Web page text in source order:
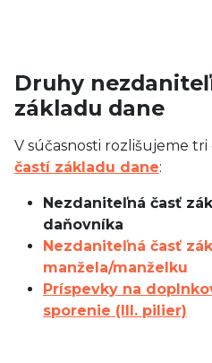
Druhy
základu dane
V súčasnosti rozlišujeme
častí základu dane:
Nezdaniteľná časť
daňovníka
Nezdaniteľná časť
manžela/manželku
Príspevky na
sporenie (III. pilier)